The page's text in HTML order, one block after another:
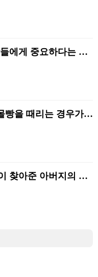
운전하는 유부남들에게 중요하다는 조수석 매너
가끔 신이 재능 몰빵을 때리는 경우가 있음
국립중앙박물관이 찾아준 아버지의 흔적